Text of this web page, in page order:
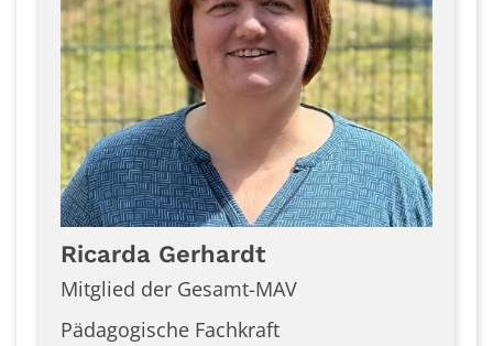
Ricarda Gerhardt
Mitglied der Gesamt-MAV
Pädagogische Fachkraft